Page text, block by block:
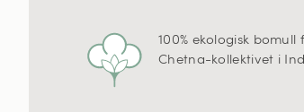
100% ekologisk bomull
Chetna-kollektivet i